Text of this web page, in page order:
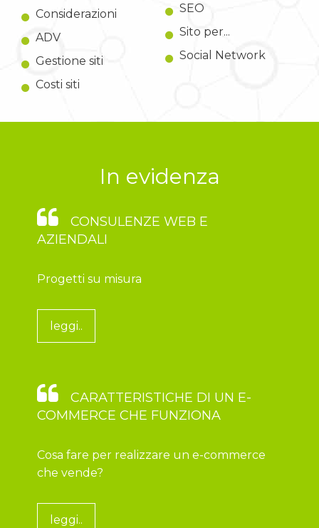
Considerazioni
ADV
Gestione siti
Costi siti
SEO
Sito per...
Social Network
In evidenza
CONSULENZE WEB E
AZIENDALI
Progetti su misura
leggi..
CARATTERISTICHE DI UN E-
COMMERCE CHE FUNZIONA
Cosa fare per realizzare un e-commerce
che vende?
leggi..